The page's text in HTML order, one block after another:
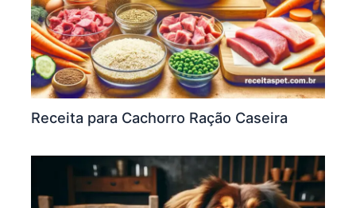
Receita para Cachorro Ração Caseira